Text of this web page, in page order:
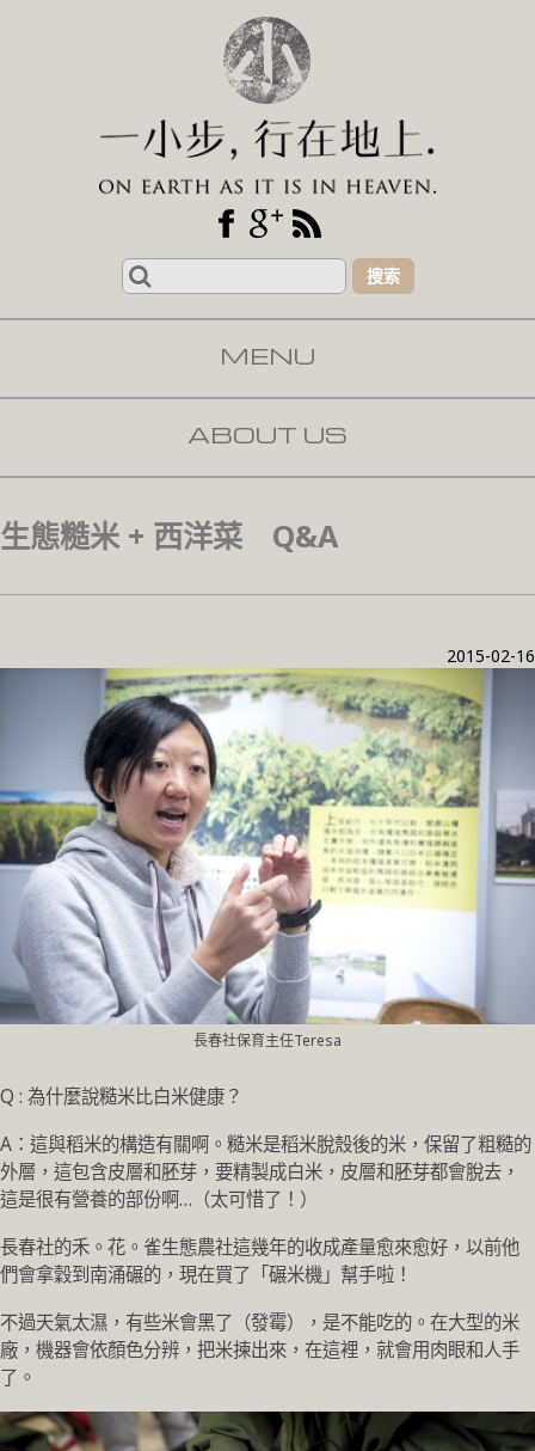
Search
for:
MENU
SKIP TO CONTENT
ABOUT US
生態糙米 + 西洋菜 Q&A
2015-02-16
長春社保育主任Teresa
Q : 為什麼說糙米比白米健康？
A：這與稻米的構造有關啊。糙米是稻米脫殼後的米，保留了粗糙的
外層，這包含皮層和胚芽，要精製成白米，皮層和胚芽都會脫去，
這是很有營養的部份啊…（太可惜了！）
長春社的禾。花。雀生態農社這幾年的收成產量愈來愈好，以前他
們會拿穀到南涌碾的，現在買了「碾米機」幫手啦！
不過天氣太濕，有些米會黑了（發霉），是不能吃的。在大型的米
廠，機器會依顏色分辨，把米揀出來，在這裡，就會用肉眼和人手
了。